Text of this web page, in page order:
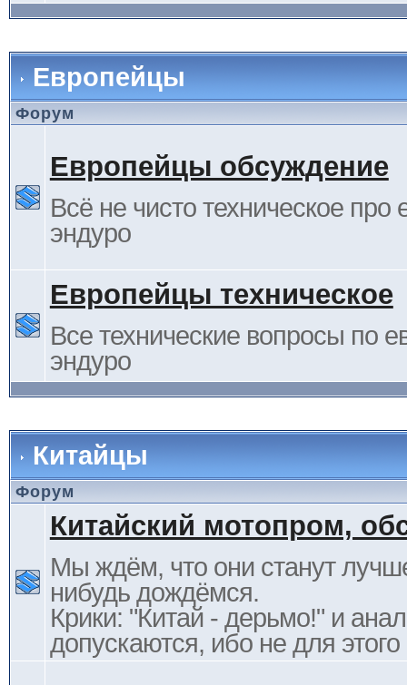
Европейцы
Форум
Европейцы обсуждение
Всё не чисто техническое про
эндуро
Европейцы техническое
Все технические вопросы по
эндуро
Китайцы
Форум
Китайский мотопром,
Мы ждём, что они станут
нибудь дождёмся.
Крики: "Китай - дерьмо!" и
допускаются, ибо не для